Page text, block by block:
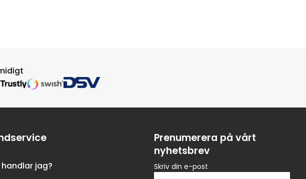
Prenumerera på vårt
nyhetsbrev
Skriv din e-post
handlar jag?